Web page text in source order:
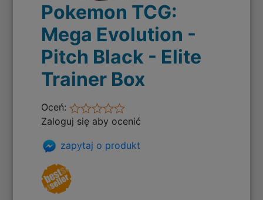
Pokemon TCG:
Mega Evolution -
Pitch Black - Elite
Trainer Box
Oceń:
Zaloguj się aby ocenić
zapytaj o produkt